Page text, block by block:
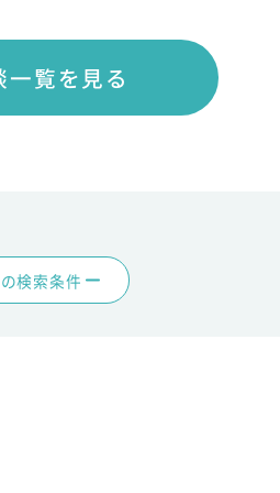
一覧を見る
検索条件